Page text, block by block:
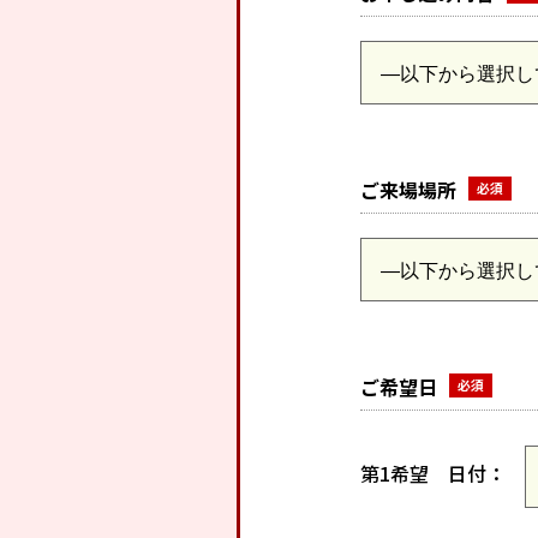
ご来場場所
ご希望日
第1希望 日付：